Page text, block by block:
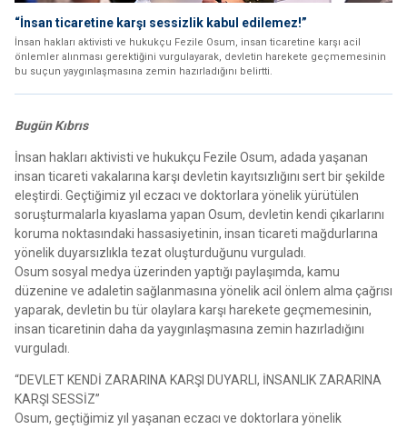
“İnsan ticaretine karşı sessizlik kabul edilemez!”
İnsan hakları aktivisti ve hukukçu Fezile Osum, insan ticaretine karşı acil
önlemler alınması gerektiğini vurgulayarak, devletin harekete geçmemesinin
bu suçun yaygınlaşmasına zemin hazırladığını belirtti.
Bugün Kıbrıs
İnsan hakları aktivisti ve hukukçu Fezile Osum, adada yaşanan
insan ticareti vakalarına karşı devletin kayıtsızlığını sert bir şekilde
eleştirdi. Geçtiğimiz yıl eczacı ve doktorlara yönelik yürütülen
soruşturmalarla kıyaslama yapan Osum, devletin kendi çıkarlarını
koruma noktasındaki hassasiyetinin, insan ticareti mağdurlarına
yönelik duyarsızlıkla tezat oluşturduğunu vurguladı.
Osum sosyal medya üzerinden yaptığı paylaşımda, kamu
düzenine ve adaletin sağlanmasına yönelik acil önlem alma çağrısı
yaparak, devletin bu tür olaylara karşı harekete geçmemesinin,
insan ticaretinin daha da yaygınlaşmasına zemin hazırladığını
vurguladı.
“DEVLET KENDİ ZARARINA KARŞI DUYARLI, İNSANLIK ZARARINA
KARŞI SESSİZ”
Osum, geçtiğimiz yıl yaşanan eczacı ve doktorlara yönelik